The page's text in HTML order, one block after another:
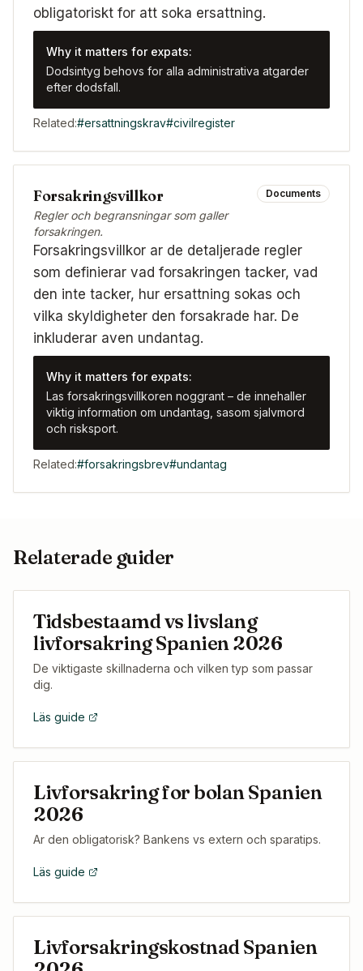
obligatoriskt for att soka ersattning.
Why it matters for expats:
Dodsintyg behovs for alla administrativa atgarder
efter dodsfall.
Related:#ersattningskrav#civilregister
Forsakringsvillkor
Regler och begransningar som galler
forsakringen.
Documents
Forsakringsvillkor ar de detaljerade regler
som definierar vad forsakringen tacker, vad
den inte tacker, hur ersattning sokas och
vilka skyldigheter den forsakrade har. De
inkluderar aven undantag.
Why it matters for expats:
Las forsakringsvillkoren noggrant – de innehaller
viktig information om undantag, sasom sjalvmord
och risksport.
Related:#forsakringsbrev#undantag
Relaterade guider
Tidsbestaamd vs livslang
livforsakring Spanien 2026
De viktigaste skillnaderna och vilken typ som passar
dig.
Läs guide
Livforsakring for bolan Spanien
2026
Ar den obligatorisk? Bankens vs extern och sparatips.
Läs guide
Livforsakringskostnad Spanien